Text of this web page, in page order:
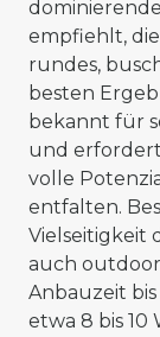
empfiehlt,
rundes,
besten
bekannt für
und
volle
entfalten.
Vielseitigkeit
auch
Anbauzeit
etwa 8 bis 10